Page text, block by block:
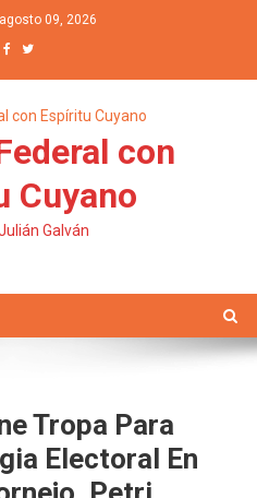
09, 2026
con
Cuyano
Galván
Tropa Para
Electoral En